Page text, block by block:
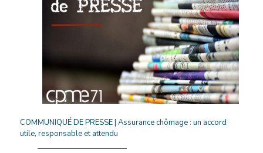
COMMUNIQUÉ DE PRESSE | Assurance chômage : un accord
utile, responsable et attendu